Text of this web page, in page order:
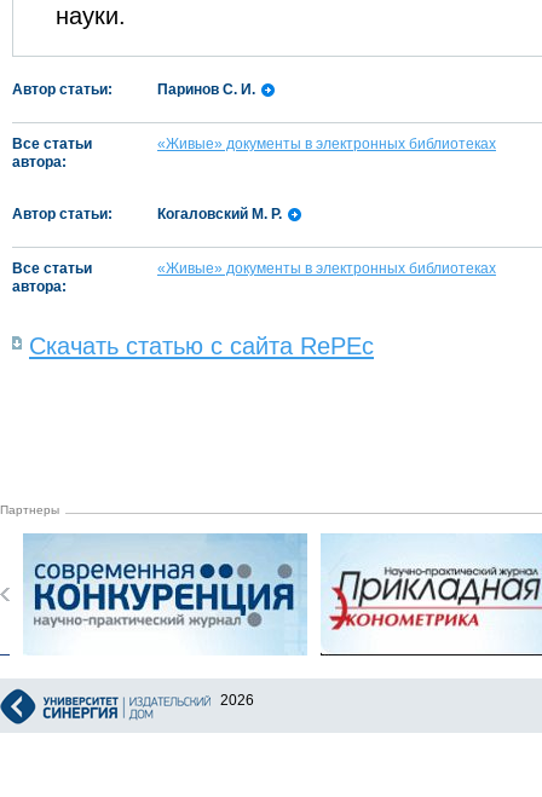
науки.
Автор статьи: Паринов С. И.
Все статьи
автора:
«Живые» документы в электронных библиотеках
Автор статьи: Когаловский М. Р.
Все статьи
автора:
«Живые» документы в электронных библиотеках
Скачать статью с сайта RePEc
Партнеры
2026